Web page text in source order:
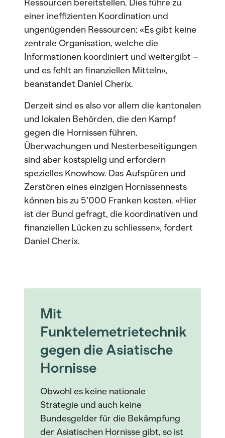
Ressourcen bereitstellen. Dies führe zu
einer ineffizienten Koordination und
ungenügenden Ressourcen: «Es gibt keine
zentrale Organisation, welche die
Informationen koordiniert und weitergibt –
und es fehlt an finanziellen Mitteln»,
beanstandet Daniel Cherix.
Derzeit sind es also vor allem die kantonalen
und lokalen Behörden, die den Kampf
gegen die Hornissen führen.
Überwachungen und Nesterbeseitigungen
sind aber kostspielig und erfordern
spezielles Knowhow. Das Aufspüren und
Zerstören eines einzigen Hornissennests
können bis zu 5’000 Franken kosten. «Hier
ist der Bund gefragt, die koordinativen und
finanziellen Lücken zu schliessen», fordert
Daniel Cherix.
Mit
Funktelemetrietechnik
gegen die Asiatische
Hornisse
Obwohl es keine nationale
Strategie und auch keine
Bundesgelder für die Bekämpfung
der Asiatischen Hornisse gibt, so ist